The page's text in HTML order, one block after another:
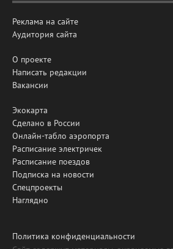
Реклама на сайте
Аудитория сайта
О проекте
Написать редакции
Вакансии
Экокарта
Сделано в России
Онлайн-табло аэропорта
Расписание электричек
Расписание поездов
Подписка на новости
Спецпроекты
Наглядно
Политика конфиденциальности